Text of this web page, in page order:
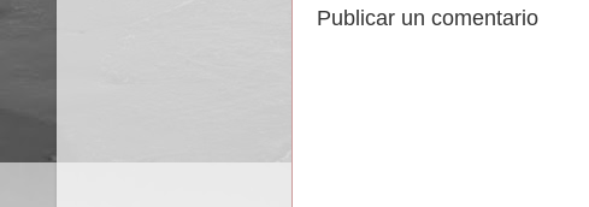
Publicar un comentario